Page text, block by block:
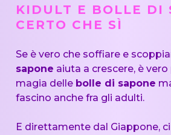
KIDULT E BOLLE DI
CERTO CHE SÌ
Se è vero che soffiare e
sapone aiuta a crescere, è vero
magia delle bolle di sapone
fascino anche fra gli adulti.
E direttamente dal Giappone,